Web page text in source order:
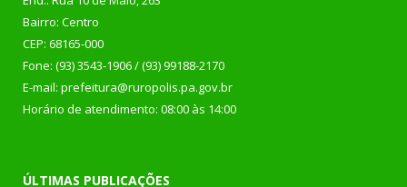
Bairro: Centro
CEP: 68165-000
Fone: (93) 3543-1906 / (93) 99188-2170
E-mail: prefeitura@ruropolis.pa.gov.br
Horário de atendimento: 08:00 às 14:00
ÚLTIMAS PUBLICAÇÕES